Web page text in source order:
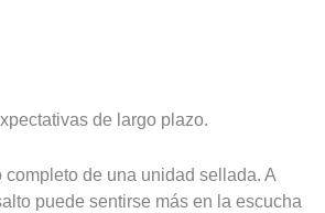
de largo plazo.
de una unidad sellada. A
puede sentirse más en la escucha